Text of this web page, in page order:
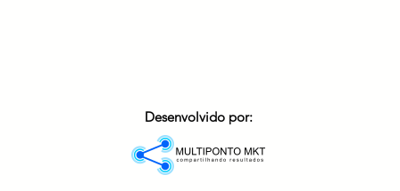
Desenvolvido por: